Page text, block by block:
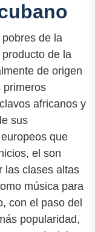
de la
de la
de origen
primeros
africanos y
sus
que
el son
las clases altas
música para
con el paso del
popularidad,